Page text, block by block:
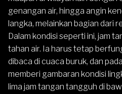
genangan air, hingga angin
langka, melainkan bagian dari
Dalam kondisi seperti ini, jam
tahan air. Ia harus tetap
dibaca di cuaca buruk, dan
memberi gambaran kondisi
lima jam tangan tangguh di